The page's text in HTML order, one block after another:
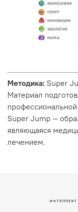
Методика: Super
Материал
Super Jump —
являющаяся
лечением.